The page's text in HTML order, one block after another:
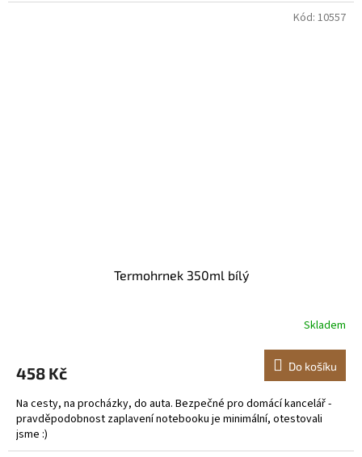
Termohrnek 350ml bílý
Skladem
458 Kč Do košíku
Na cesty, na procházky, do auta. Bezpečné pro domácí kancelář -
pravděpodobnost zaplavení notebooku je minimální, otestovali
jsme :)
Kód: 10557